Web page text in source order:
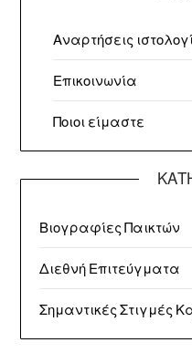
Αναρτήσεις
Επικοινωνία
Ποιοι είμαστε
Βιογραφίες Παικτών
Διεθνή Επιτεύγματα
Σημαντικές Στιγμές